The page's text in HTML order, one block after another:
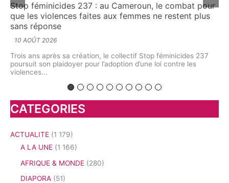
Stop féminicides 237 : au Cameroun, le combat pour
que les violences faites aux femmes ne restent plus
sans réponse
10 AOÛT 2026
Trois ans après sa création, le collectif Stop féminicides 237
poursuit son plaidoyer pour l’adoption d’une loi contre les
violences...
CATEGORIES
ACTUALITE (1 179)
A LA UNE (1 166)
AFRIQUE & MONDE (280)
DIAPORA (51)